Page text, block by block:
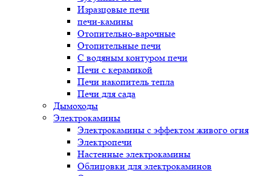
Изразцовые печи
печи-камины
Отопительно-варочные
Отопительные печи
С водяным контуром печи
Печи с керамикой
Печи накопитель тепла
Печи для сада
Дымоходы
Электрокамины
Электрокамины с эффектом живого огня
Электропечи
Настенные электрокамины
Облицовки для электрокаминов